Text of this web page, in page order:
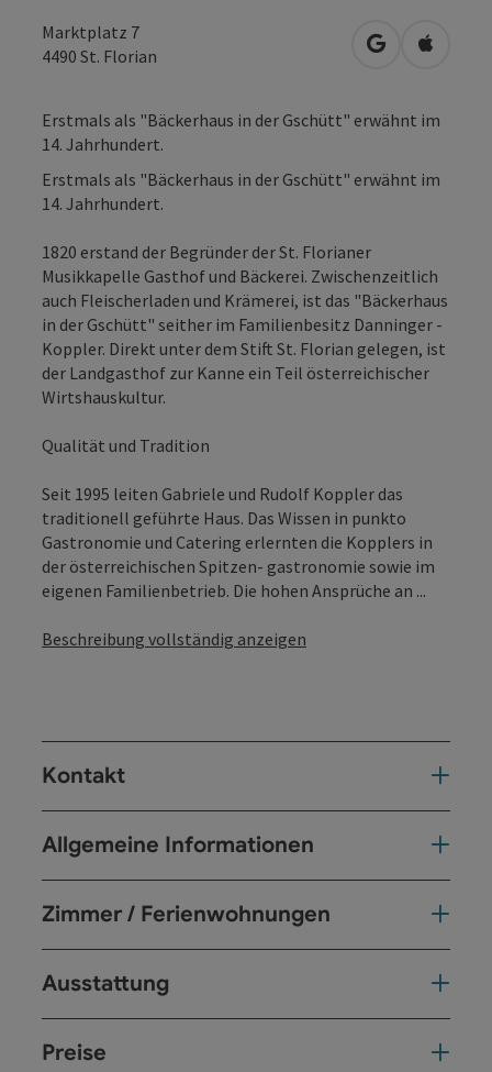
Marktplatz 7
4490 St. Florian in Google
in
Erstmals als "Bäckerhaus in der Gschütt" erwähnt im
14. Jahrhundert.
Erstmals als "Bäckerhaus in der Gschütt" erwähnt im
14. Jahrhundert.
1820 erstand der Begründer der St. Florianer
Musikkapelle Gasthof und Bäckerei. Zwischenzeitlich
auch Fleischerladen und Krämerei, ist das "Bäckerhaus
in der Gschütt" seither im Familienbesitz Danninger -
Koppler. Direkt unter dem Stift St. Florian gelegen, ist
der Landgasthof zur Kanne ein Teil österreichischer
Wirtshauskultur.
Qualität und Tradition
Seit 1995 leiten Gabriele und Rudolf Koppler das
traditionell geführte Haus. Das Wissen in punkto
Gastronomie und Catering erlernten die Kopplers in
der österreichischen Spitzen- gastronomie sowie im
eigenen Familienbetrieb. Die hohen Ansprüche an ...
Beschreibung vollständig anzeigen
Kontakt
Allgemeine Informationen
Zimmer / Ferienwohnungen
Ausstattung
Preise